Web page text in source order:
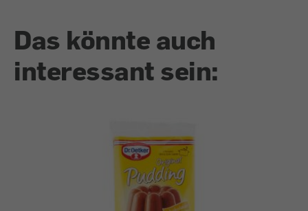
Das könnte auch
interessant sein: